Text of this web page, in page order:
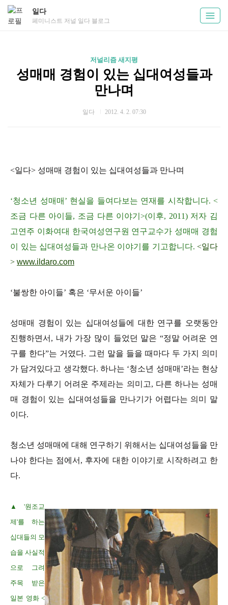
일다
페미니스트 저널 일다 블로그
저널리즘 새지평
성매매 경험이 있는 십대여성들과
만나며
일다 2012. 4. 2. 07:30
<일다> 성매매 경험이 있는 십대여성들과 만나며
‘청소년 성매매’ 현실을 들여다보는 연재를 시작합니다. <
조금 다른 아이들, 조금 다른 이야기>(이후, 2011) 저자 김
고연주 이화여대 한국여성연구원 연구교수가 성매매 경험
이 있는 십대여성들과 만나온 이야기를 기고합니다. <일다
> www.ildaro.com
‘불쌍한 아이들’ 혹은 ‘무서운 아이들’
성매매 경험이 있는 십대여성들에 대한 연구를 오랫동안
진행하면서, 내가 가장 많이 들었던 말은 “정말 어려운 연
구를 한다”는 거였다. 그런 말을 들을 때마다 두 가지 의미
가 담겨있다고 생각했다. 하나는 ‘청소년 성매매’라는 현상
자체가 다루기 어려운 주제라는 의미고, 다른 하나는 성매
매 경험이 있는 십대여성들을 만나기가 어렵다는 의미 말
이다.
청소년 성매매에 대해 연구하기 위해서는 십대여성들을 만
나야 한다는 점에서, 후자에 대한 이야기로 시작하려고 한
다.
▲ '원조교
제'를 하는
십대들의 모
습을 사실적
으로 그려
주목 받은
일본 영화 <